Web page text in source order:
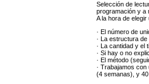
Selección de
programación y a
A la hora de
· El número de
· La estructura de
· La cantidad y el
· Si hay o no
· El método
· Trabajamos
(4 semanas), y